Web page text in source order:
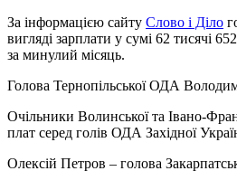
За інформацією сайту Слово і Діло
вигляді зарплати у сумі 62 тисячі
за минулий місяць.
Голова Тернопільської ОДА
Очільники Волинської та Івано-
плат серед голів ОДА Західної
Олексій Петров – голова